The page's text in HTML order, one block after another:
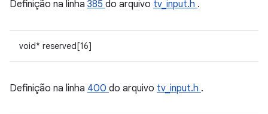
Definição na linha 385 do arquivo tv_input.h .
void* reserved[16]
Definição na linha 400 do arquivo tv_input.h .